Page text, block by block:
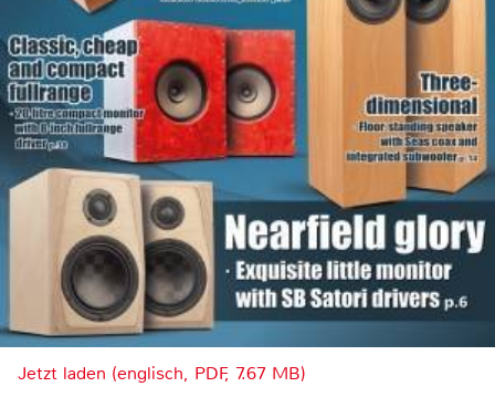
Jetzt laden (englisch, PDF, 7.67 MB)